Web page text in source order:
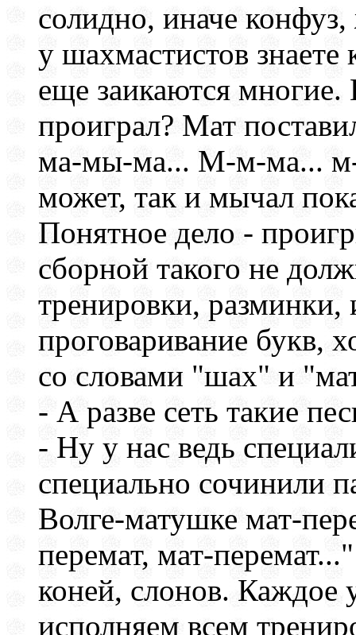
солидно, иначе
у шахмастистов знаете
еще заикаются
проиграл? Мат
ма-мы-ма... М-м-ма... м-
может, так и мычал
Понятное дело -
сборной такого не
тренировки,
проговаривание букв,
со словами "шах" и
- А разве сеть такие
- Ну у нас ведь
специально сочинили
Волге-матушке мат-
перемат, мат-
коней, слонов. Каждое
исполняем всем